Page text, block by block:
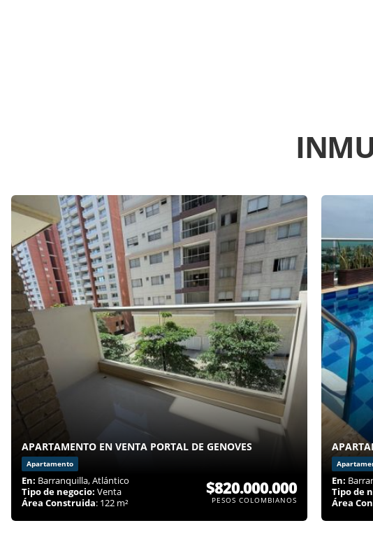
APARTAMENTO EN VENTA PORTAL DE GENOVES
Apartamento
En: Barranquilla, Atlántico
Tipo de negocio: Venta
Área Construida: 122 m²
$820.000.000
PESOS COLOMBIANOS
En:
Tipo de
Área